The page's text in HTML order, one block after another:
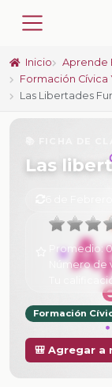
Inicio Aprende
Formación Cívica
Las Libertades
Las
6 de
Promedio:0
Número
Tu
Formación
🎒 Agregar a